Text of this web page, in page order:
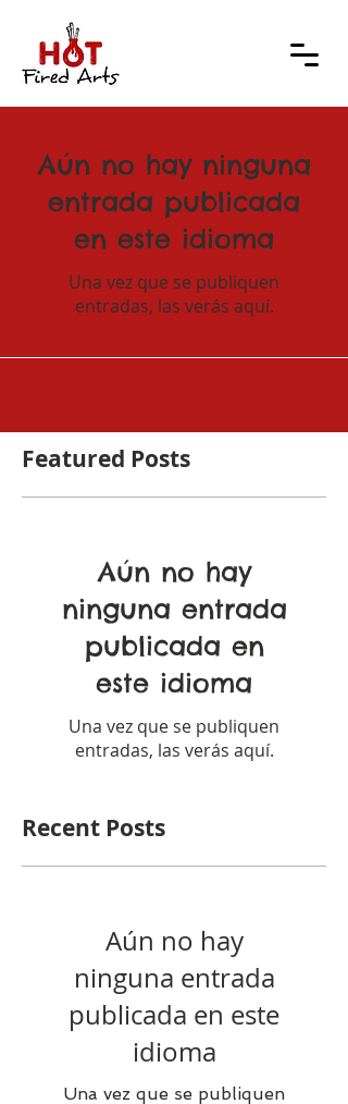
Aún no hay ninguna
entrada publicada
en este idioma
Una vez que se publiquen
entradas, las verás aquí.
Featured Posts
Aún no hay
ninguna entrada
publicada en
este idioma
Una vez que se publiquen
entradas, las verás aquí.
Recent Posts
Aún no hay
ninguna entrada
publicada en este
idioma
Una vez que se publiquen